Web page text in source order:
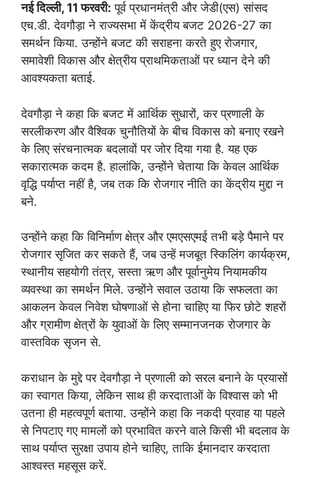
नई दिल्ली, 11 फरवरी: पूर्व प्रधानमंत्री और जेडी(एस) सांसद
एच.डी. देवगौड़ा ने राज्यसभा में केंद्रीय बजट 2026-27 का
समर्थन किया. उन्होंने बजट की सराहना करते हुए रोजगार,
समावेशी विकास और क्षेत्रीय प्राथमिकताओं पर ध्यान देने की
आवश्यकता बताई.
देवगौड़ा ने कहा कि बजट में आर्थिक सुधारों, कर प्रणाली के
सरलीकरण और वैश्विक चुनौतियों के बीच विकास को बनाए रखने
के लिए संरचनात्मक बदलावों पर जोर दिया गया है. यह एक
सकारात्मक कदम है. हालांकि, उन्होंने चेताया कि केवल आर्थिक
वृद्धि पर्याप्त नहीं है, जब तक कि रोजगार नीति का केंद्रीय मुद्दा न
बने.
उन्होंने कहा कि विनिर्माण क्षेत्र और एमएसएमई तभी बड़े पैमाने पर
रोजगार सृजित कर सकते हैं, जब उन्हें मजबूत स्किलिंग कार्यक्रम,
स्थानीय सहयोगी तंत्र, सस्ता ऋण और पूर्वानुमेय नियामकीय
व्यवस्था का समर्थन मिले. उन्होंने सवाल उठाया कि सफलता का
आकलन केवल निवेश घोषणाओं से होना चाहिए या फिर छोटे शहरों
और ग्रामीण क्षेत्रों के युवाओं के लिए सम्मानजनक रोजगार के
वास्तविक सृजन से.
कराधान के मुद्दे पर देवगौड़ा ने प्रणाली को सरल बनाने के प्रयासों
का स्वागत किया, लेकिन साथ ही करदाताओं के विश्वास को भी
उतना ही महत्वपूर्ण बताया. उन्होंने कहा कि नकदी प्रवाह या पहले
से निपटाए गए मामलों को प्रभावित करने वाले किसी भी बदलाव के
साथ पर्याप्त सुरक्षा उपाय होने चाहिए, ताकि ईमानदार करदाता
आश्वस्त महसूस करें.